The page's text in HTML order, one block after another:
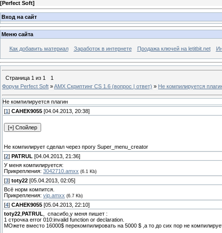
[Perfect Soft]
Вход на сайт
Меню сайта
Как добавить материал Заработок в интернете Продажа ключей на letitbit.net
Страница 1 из 1
1
Форум Perfect Soft »AMX Скриптинг CS 1.6 (вопрос | ответ) » Не компилируется
Не компилируется плагин
[1 ] САНЕК9055 [04.04.2013, 20:38]
Не компилирует сделал через прогу Super_menu_creator
[2] PATRUL [04.04.2013, 21:36]
У меня компилируется:
Прикрепления: 3042710.amxx (6.1 Kb)
[3] toty22 [05.04.2013, 02:05]
Всё норм компится.
Прикрепления: vip.amxx (6.7 Kb)
[4] САНЕК9055 [05.04.2013, 22:10]
toty22 PATRUL , спасибо,у меня пишет :
1 строчка error 010:invalid function or declaration.
МОжете вместо 16000$ перекомпилировать на 5000 $ ,а то до сих пор не